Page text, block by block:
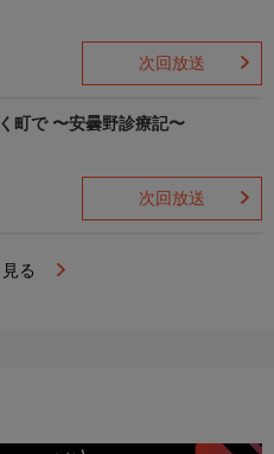
次回放送
町で 〜安曇野診療記〜
次回放送
見る